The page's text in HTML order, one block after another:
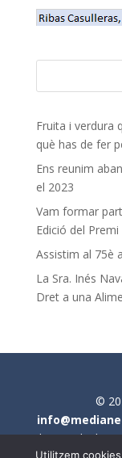
Fruita i verdura
què has de fer
Ens reunim
el 2023
Vam formar
Edició del
Assistim al 75è
La Sra. Inés
Dret a una
©
| Tots els drets
Utilitzem